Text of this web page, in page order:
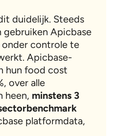
duidelijk. Steeds
Apicbase
controle te
Apicbase-
hun food cost
over alle
heen, minstens 3
platformdata,